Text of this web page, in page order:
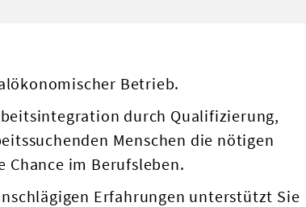
Betrieb.
durch Qualifizierung,
Menschen die nötigen
Chance im Berufsleben.
Erfahrungen unterstützt Sie